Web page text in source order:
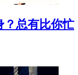
？总有比你忙